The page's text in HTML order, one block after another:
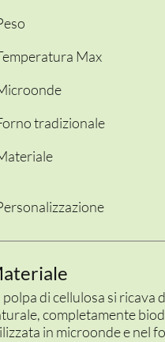
E ASPORTO
Max
tradizionale
polpa di cellulosa si ricava
completamente
in microonde e nel